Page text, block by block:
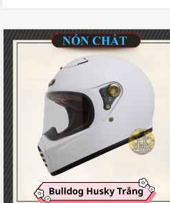
(6)
(20)
(28)
(6)
(50)
(1)